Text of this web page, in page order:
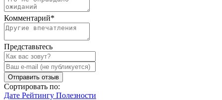
Комментарий*
Представьтесь
Отправить отзыв
Сортировать по:
Дате Рейтингу Полезности